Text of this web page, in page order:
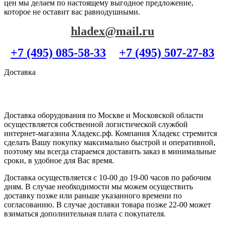
цен мы делаем по настоящему выгодное предложение,
которое не оставит вас равнодушными.
hladex@mail.ru
+7 (495) 085-58-33
+7 (495) 507-27-83
Доставка
Доставка оборудования по Москве и Московской области
осуществляется собственной логистической службой
интернет-магазина Хладекс.рф. Компания Хладекс стремится
сделать Вашу покупку максимально быстрой и оперативной,
поэтому мы всегда стараемся доставить заказ в минимальные
сроки, в удобное для Вас время.
Доставка осуществляется с 10-00 до 19-00 часов по рабочим
дням. В случае необходимости мы можем осуществить
доставку позже или раньше указанного времени по
согласованию. В случае доставки товара позже 22-00 может
взиматься дополнительная плата с покупателя.